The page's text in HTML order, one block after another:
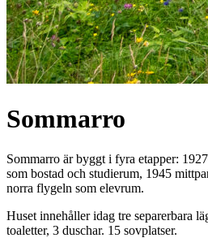
Sommarro
Sommarro är byggt i fyra etapper:
som bostad och studierum, 1945
norra flygeln som elevrum.
Huset innehåller idag tre separerbara
toaletter, 3 duschar. 15 sovplatser.